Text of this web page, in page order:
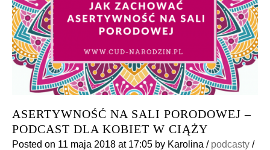
ASERTYWNOŚĆ NA SALI PORODOWEJ –
PODCAST DLA KOBIET W CIĄŻY
Posted on 11 maja 2018 at 17:05 by Karolina / podcasty /